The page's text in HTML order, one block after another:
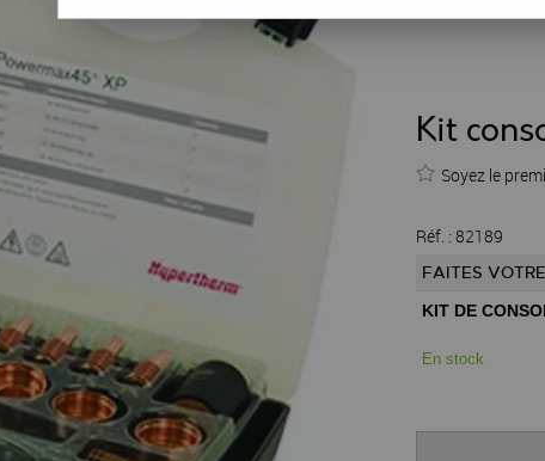
Kit
Soyez le
Réf. : 82189
FAITES
KIT DE
En stock